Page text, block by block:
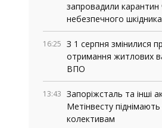
запровадили карантин
небезпечного шкідника
16:25 З 1 серпня змінилися
отримання житлових
ВПО
13:43 Запоріжсталь та інші
Метінвесту
колективам